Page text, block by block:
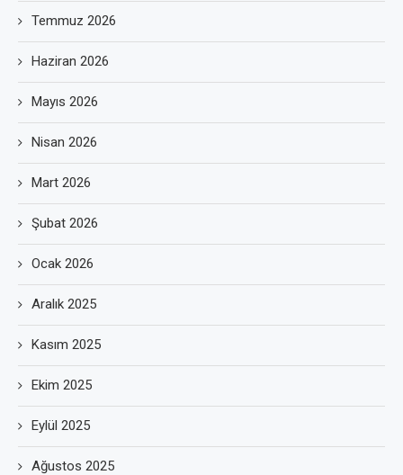
Temmuz 2026
Haziran 2026
Mayıs 2026
Nisan 2026
Mart 2026
Şubat 2026
Ocak 2026
Aralık 2025
Kasım 2025
Ekim 2025
Eylül 2025
Ağustos 2025